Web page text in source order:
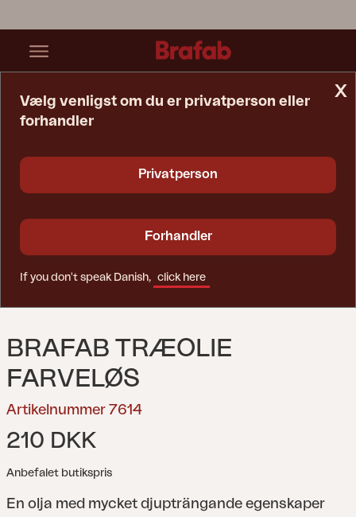
BRAFAB TRÆOLIE
FARVELØS
Artikelnummer 7614
210 DKK
Anbefalet butikspris
En olja med mycket djupträngande egenskaper
x
Vælg venligst om du er privatperson eller
forhandler
Privatperson
Forhandler
If you don't speak Danish, click here